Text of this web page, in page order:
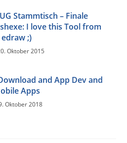
Stammtisch – Finale
I love this Tool from
edraw ;)
Oktober 2015
and App Dev and
Apps
Oktober 2018